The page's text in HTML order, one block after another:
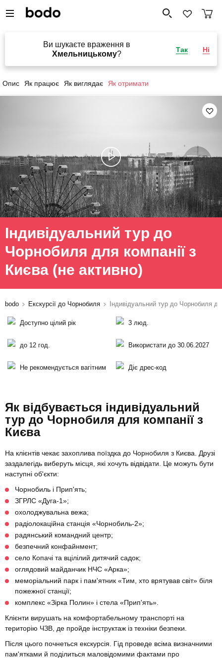
Ви шукаєте враження в
Хмельницькому?
Так Ні
Опис Як працює Як виглядає Як отримати
Індивідуальний тур до
Чорнобиля для компанії з
Києва (не активно)
bodo Екскурсії до Чорнобиля Індивідуальний тур до Чорнобиля
Доступно цілий рік 3 люд.
до 12 год. Використати до 30.06.2027
Не рекомендується вагітним Діє дрес-код
Як відбувається індивідуальний
тур до Чорнобиля для компанії з
Києва
На клієнтів чекає захоплива поїздка до Чорнобиля з Києва. Друзі
заздалегідь виберуть місця, які хочуть відвідати. Це можуть бути
наступні об'єкти:
Чорнобиль і Прип'ять;
ЗГРЛС «Дуга-1»;
охолоджувальна вежа;
радіолокаційна станція «Чорнобиль-2»;
радянський командний центр;
безпечний конфайнмент;
село Копачі та вцілілий дитячий садок;
оглядовий майданчик НЧС «Арка»;
меморіальний парк і пам'ятник «Тим, хто врятував світ» біля
пожежної станції;
комплекс «Зірка Полин» і стела «Прип'ять».
Клієнти вирушать на комфортабельному транспорті на
територію ЧЗВ, де пройде інструктаж із техніки безпеки.
Після цього почнеться екскурсія. Гід проведе всіма визначними
пам'ятками й поділиться маловідомими фактами про